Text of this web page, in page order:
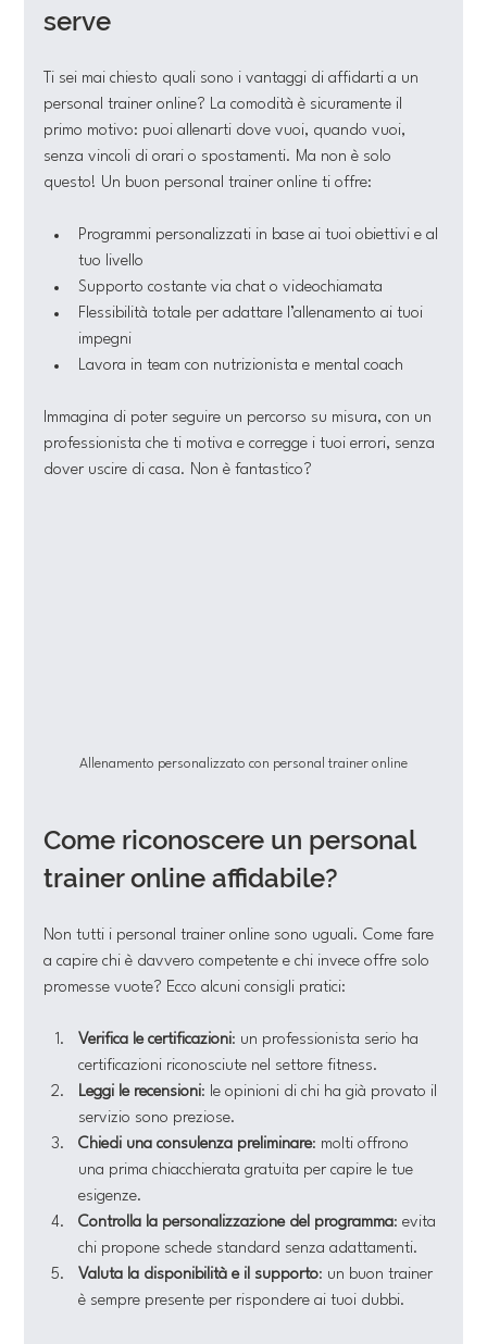
serve
Ti sei mai chiesto quali sono i vantaggi di affidarti a un
personal trainer online? La comodità è sicuramente il
primo motivo: puoi allenarti dove vuoi, quando vuoi,
senza vincoli di orari o spostamenti. Ma non è solo
questo! Un buon personal trainer online ti offre:
Programmi personalizzati in base ai tuoi obiettivi e al
tuo livello
Supporto costante via chat o videochiamata
Flessibilità totale per adattare l’allenamento ai tuoi
impegni
Lavora in team con nutrizionista e mental coach
Immagina di poter seguire un percorso su misura, con un
professionista che ti motiva e corregge i tuoi errori, senza
dover uscire di casa. Non è fantastico?
Allenamento personalizzato con personal trainer online
Come riconoscere un personal
trainer online affidabile?
Non tutti i personal trainer online sono uguali. Come fare
a capire chi è davvero competente e chi invece offre solo
promesse vuote? Ecco alcuni consigli pratici:
Verifica le certificazioni: un professionista serio ha
certificazioni riconosciute nel settore fitness.
Leggi le recensioni: le opinioni di chi ha già provato il
servizio sono preziose.
Chiedi una consulenza preliminare: molti offrono
una prima chiacchierata gratuita per capire le tue
esigenze.
Controlla la personalizzazione del programma: evita
chi propone schede standard senza adattamenti.
Valuta la disponibilità e il supporto: un buon trainer
è sempre presente per rispondere ai tuoi dubbi.